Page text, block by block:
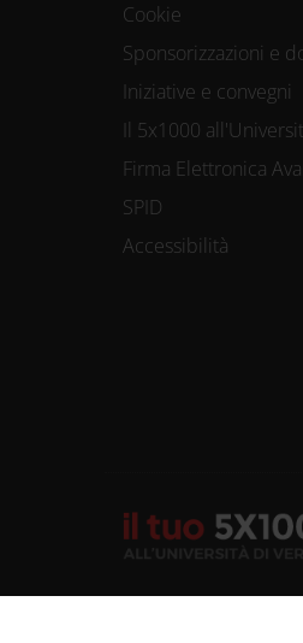
Cookie
Sponsorizzazioni e
Iniziative e convegni
Il 5x1000
Firma Elettronica
SPID
Accessibilità